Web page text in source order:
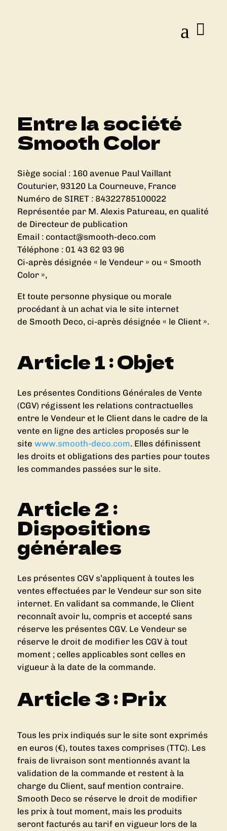
a
Entre la société
Smooth Color
Siège social : 160 avenue Paul Vaillant
Couturier, 93120 La Courneuve, France
Numéro de SIRET : 84322785100022
Représentée par M. Alexis Patureau, en qualité
de Directeur de publication
Email : contact@smooth-deco.com
Téléphone : 01 43 62 93 96
Ci-après désignée « le Vendeur » ou « Smooth
Color »,
Et toute personne physique ou morale
procédant à un achat via le site internet
de Smooth Deco, ci-après désignée « le Client ».
Article 1 : Objet
Les présentes Conditions Générales de Vente
(CGV) régissent les relations contractuelles
entre le Vendeur et le Client dans le cadre de la
vente en ligne des articles proposés sur le
site www.smooth-deco.com. Elles définissent
les droits et obligations des parties pour toutes
les commandes passées sur le site.
Article 2 :
Dispositions
générales
Les présentes CGV s’appliquent à toutes les
ventes effectuées par le Vendeur sur son site
internet. En validant sa commande, le Client
reconnaît avoir lu, compris et accepté sans
réserve les présentes CGV. Le Vendeur se
réserve le droit de modifier les CGV à tout
moment ; celles applicables sont celles en
vigueur à la date de la commande.
Article 3 : Prix
Tous les prix indiqués sur le site sont exprimés
en euros (€), toutes taxes comprises (TTC). Les
frais de livraison sont mentionnés avant la
validation de la commande et restent à la
charge du Client, sauf mention contraire.
Smooth Deco se réserve le droit de modifier
les prix à tout moment, mais les produits
seront facturés au tarif en vigueur lors de la